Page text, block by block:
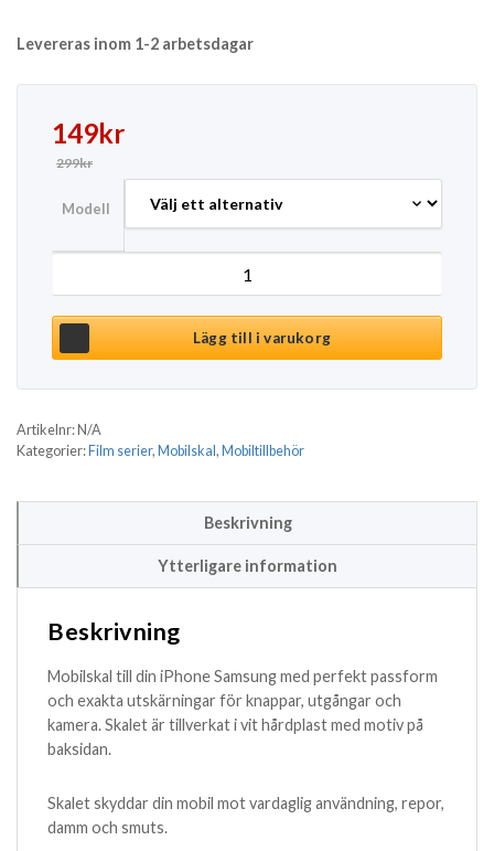
Levereras inom 1-2 arbetsdagar
299kr
Det ursprungliga priset var: 299kr.
149kr
Det nuvarande priset är: 149kr.
Modell
Mobilskal iPhone Samsung - The Last of Us mängd
Lägg till i varukorg
Artikelnr:N/A
Kategorier:Film serier, Mobilskal, Mobiltillbehör
Beskrivning
Ytterligare information
Beskrivning
Mobilskal till din iPhone Samsung med perfekt passform
och exakta utskärningar för knappar, utgångar och
kamera. Skalet är tillverkat i vit hårdplast med motiv på
baksidan.
Skalet skyddar din mobil mot vardaglig användning, repor,
damm och smuts.